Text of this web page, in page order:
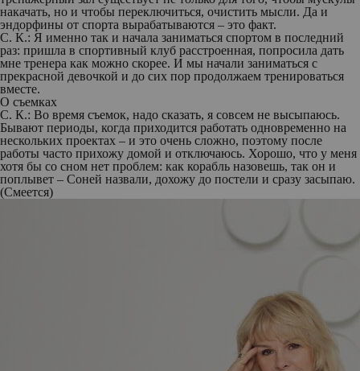
накачать, но и чтобы переключиться, очистить мысли. Да и
эндорфины от спорта вырабатываются – это факт.
С. К.: Я именно так и начала заниматься спортом в последний
раз: пришла в спортивный клуб расстроенная, попросила дать
мне тренера как можно скорее. И мы начали заниматься с
прекрасной девочкой и до сих пор продолжаем тренироваться
вместе.
О съемках
С. К.: Во время съемок, надо сказать, я совсем не высыпаюсь.
Бывают периоды, когда приходится работать одновременно на
нескольких проектах – и это очень сложно, поэтому после
работы часто прихожу домой и отключаюсь. Хорошо, что у меня
хотя бы со сном нет проблем: как корабль назовешь, так он и
поплывет – Соней назвали, дохожу до постели и сразу засыпаю.
(Смеется)